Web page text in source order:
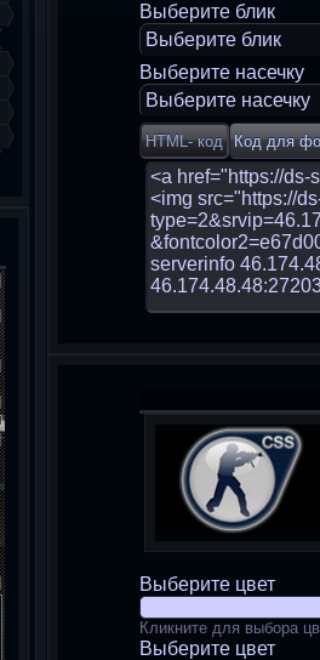
Выберите блик
Выберите блик
Выберите насечку
Выберите насечку
Выберите цвет
Кликните для выбора
Выберите цвет